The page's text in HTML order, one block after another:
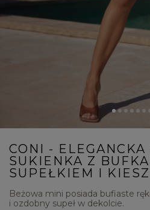
CONI -
SUKIENKA Z
SUPEŁKIEM I
Beżowa mini posiada bufiaste
i ozdobny supeł w dekolcie.